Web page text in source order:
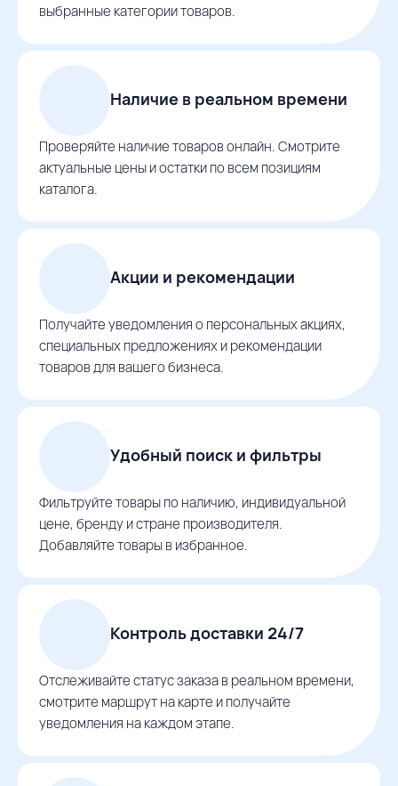
выбранные категории товаров.
Наличие в реальном времени
Проверяйте наличие товаров онлайн. Смотрите
актуальные цены и остатки по всем позициям
каталога.
Акции и рекомендации
Получайте уведомления о персональных акциях,
специальных предложениях и рекомендации
товаров для вашего бизнеса.
Удобный поиск и фильтры
Фильтруйте товары по наличию, индивидуальной
цене, бренду и стране производителя.
Добавляйте товары в избранное.
Контроль доставки 24/7
Отслеживайте статус заказа в реальном времени,
смотрите маршрут на карте и получайте
уведомления на каждом этапе.